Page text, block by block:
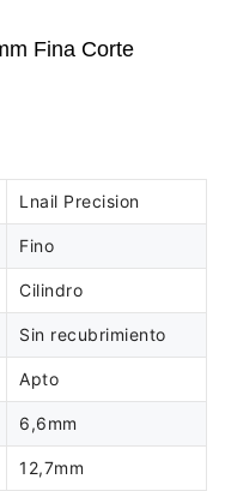
Fina Corte
Lnail Precision
Fino
Cilindro
Sin recubrimiento
Apto
6,6mm
12,7mm